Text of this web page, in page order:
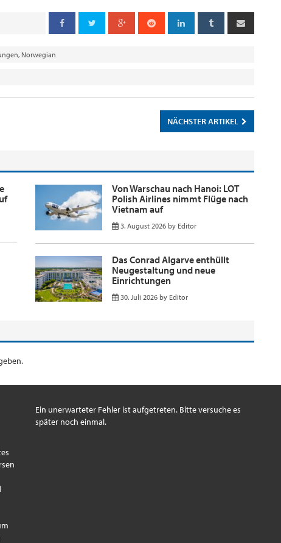
, Norwegian
NÄCHSTER ARTIKEL
Von Warschau nach Hanoi: LOT
Polish Airlines nimmt Flüge nach
Vietnam auf
3. August 2026 by Editor
Das Conrad Algarve enthüllt
Neugestaltung und neue
Einrichtungen
30. Juli 2026 by Editor
Ein unerwarteter Fehler ist aufgetreten. Bitte versuche es
später noch einmal.